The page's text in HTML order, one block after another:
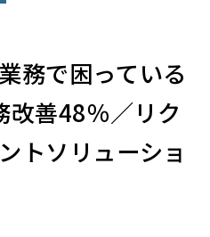
務で困っている
改善48％／リク
トソリューショ